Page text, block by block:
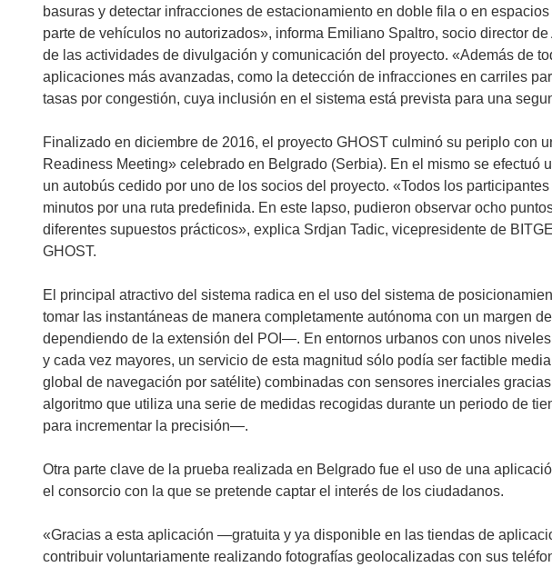
e
n
u
n
a
u
e
v
a
v
t
a
n
a
)
basuras y detectar infracciones de estacionamiento en doble fila o en
parte de vehículos no autorizados», informa Emiliano Spaltro, socio director
de las actividades de divulgación y comunicación del proyecto. «Además de
aplicaciones más avanzadas, como la detección de infracciones en carriles
tasas por congestión, cuya inclusión en el sistema está prevista para una
Finalizado en diciembre de 2016, el proyecto GHOST culminó su periplo con
Readiness Meeting» celebrado en Belgrado (Serbia). En el mismo se efectuó
un autobús cedido por uno de los socios del proyecto. «Todos los
minutos por una ruta predefinida. En este lapso, pudieron observar ocho
diferentes supuestos prácticos», explica Srdjan Tadic, vicepresidente de
GHOST.
El principal atractivo del sistema radica en el uso del sistema de
tomar las instantáneas de manera completamente autónoma con un margen
dependiendo de la extensión del POI—. En entornos urbanos con unos
y cada vez mayores, un servicio de esta magnitud sólo podía ser factible
global de navegación por satélite) combinadas con sensores inerciales
algoritmo que utiliza una serie de medidas recogidas durante un periodo de
para incrementar la precisión—.
Otra parte clave de la prueba realizada en Belgrado fue el uso de una
el consorcio con la que se pretende captar el interés de los ciudadanos.
«Gracias a esta aplicación —gratuita y ya disponible en las tiendas de
contribuir voluntariamente realizando fotografías geolocalizadas con sus